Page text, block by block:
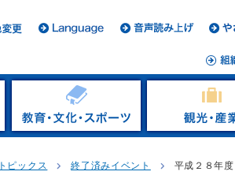
トピックス 終了済みイベント
平成２８年